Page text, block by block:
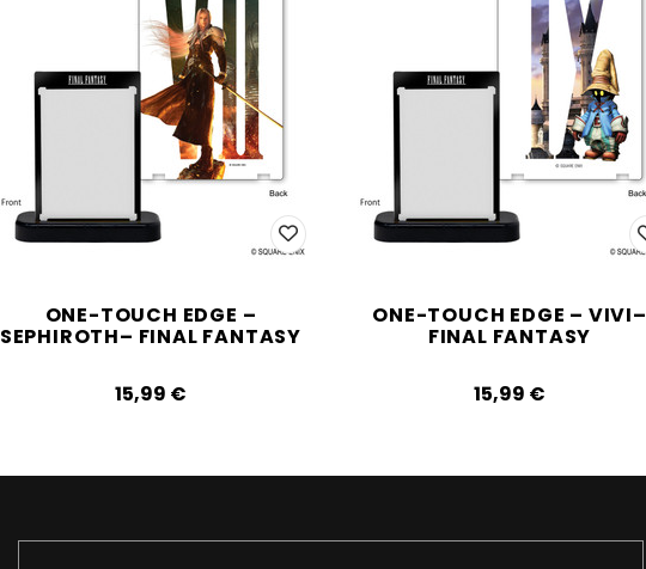
ONE-TOUCH EDGE –
SEPHIROTH– FINAL FANTASY
15,99‎ ‎€
ONE-TOUCH EDGE – VIVI–
FINAL FANTASY
15,99‎ ‎€